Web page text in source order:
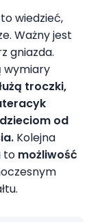
wiedzieć,
Ważny jest
gniazda.
wymiary
troczki,
dzieciom od
Kolejna
to możliwość